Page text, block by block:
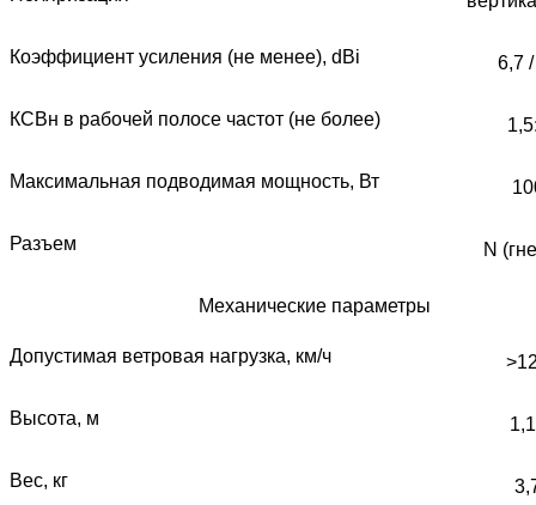
Коэффициент усиления (не менее), dBi 6,7
КСВн в рабочей полосе частот (не более)
Максимальная подводимая мощность, Вт
Разъем N
Механические параметры
Допустимая ветровая нагрузка, км/ч
Высота, м
Вес, кг